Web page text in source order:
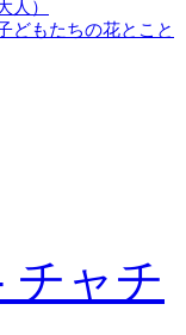
人）
どもたちの花とこと